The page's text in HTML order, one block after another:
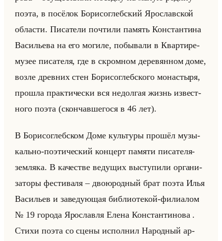
поэта, в по­сё­лок Бо­ри­со­глеб­ский Яро­слав­ской
об­ла­сти. Пи­са­те­ли по­чти­ли па­мять Кон­стан­ти­на
Ва­си­лье­ва на его мо­ги­ле, по­бы­ва­ли в Квар­ти­ре-
музее пи­са­те­ля, где в скром­ном де­ре­вян­ном доме,
возле древ­них стен Бо­ри­со­глеб­ско­го мо­на­сты­ря,
про­шла прак­ти­че­ски вся недол­гая жизнь из­вест­
но­го поэта (скон­чав­ше­го­ся в 46 лет).
В Бо­ри­со­глеб­ском Доме культу­ры про­шёл му­зы­
кально-по­эти­че­ский кон­церт па­мя­ти пи­са­те­ля-
зем­ля­ка. В ка­че­стве ве­ду­щих вы­сту­пи­ли ор­га­ни­
за­то­ры фе­сти­ва­ля – дво­юрод­ный брат поэта Илья
Ва­си­льев и за­ве­ду­ющая биб­лио­те­кой-фи­ли­алом
№ 19 го­ро­да Яро­слав­ля Елена Кон­стан­ти­но­ва .
Стихи поэта со сцены ис­пол­нил На­род­ный ар­